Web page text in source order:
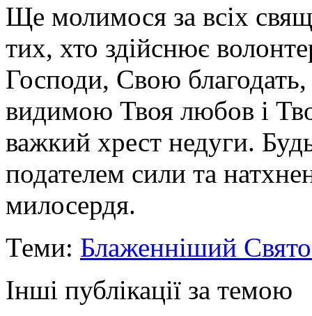
Ще молимося за всіх
тих, хто здійснює
Господи, Свою
видимою Твоя любов і
важкий хрест недуги.
подателем сили та
милосердя.
Теми: Блаженніший
Інші публікації за темою